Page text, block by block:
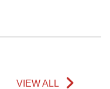
VIEW ALL